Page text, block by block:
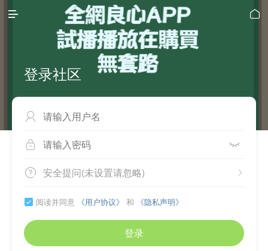
 
登录社区

 
 
安全提问(未设置请忽略)
 阅读并同意 《用户协议》 和 《隐私声明》
登录